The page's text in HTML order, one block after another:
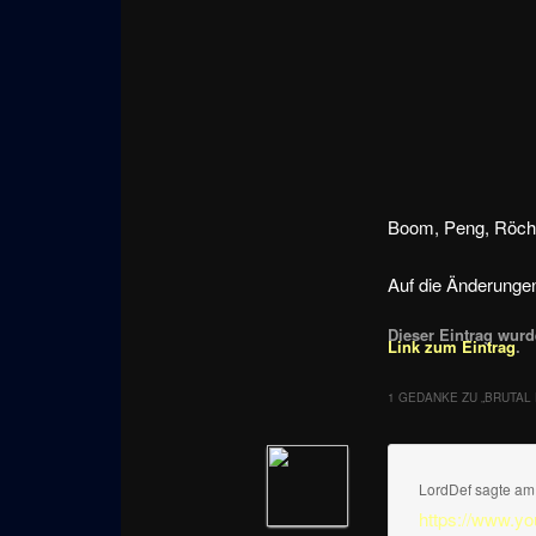
Boom, Peng,
Auf die
Dieser Eintrag
Link zum Eintrag.
1 GEDANKE ZU „
LordDefsagte am
https://